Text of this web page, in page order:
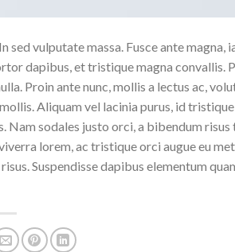
vulputate massa. Fusce ante magna,
dapibus, et tristique magna convallis.
Proin ante nunc, mollis a lectus ac,
Aliquam vel lacinia purus, id tristique
sodales justo orci, a bibendum risus
lorem, ac tristique orci augue eu
Suspendisse dapibus elementum